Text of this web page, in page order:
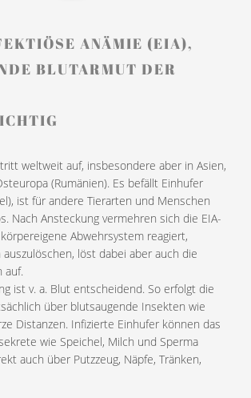
ANÄMIE (EIA),
BLUTARMUT DER
weltweit auf, insbesondere aber in Asien,
(Rumänien). Es befällt Einhufer
ist für andere Tierarten und Menschen
Nach Ansteckung vermehren sich die EIA-
Abwehrsystem reagiert,
löst dabei aber auch die
auf.
ist v. a. Blut entscheidend. So erfolgt die
über blutsaugende Insekten wie
Distanzen. Infizierte Einhufer können das
wie Speichel, Milch und Sperma
auch über Putzzeug, Näpfe, Tränken,